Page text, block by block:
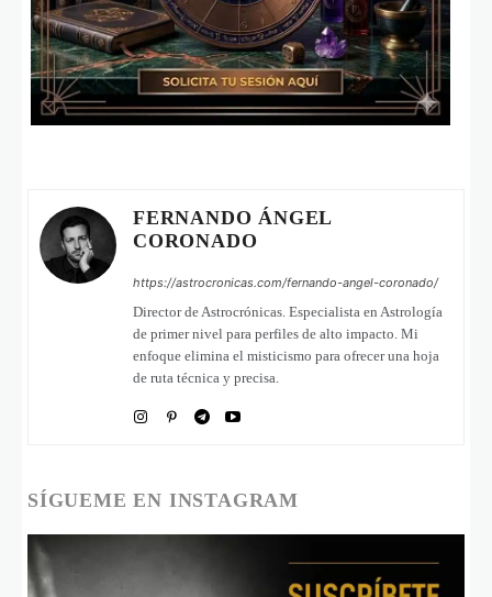
FERNANDO ÁNGEL
CORONADO
https://astrocronicas.com/fernando-angel-coronado/
Director de Astrocrónicas. Especialista en Astrología
de primer nivel para perfiles de alto impacto. Mi
enfoque elimina el misticismo para ofrecer una hoja
de ruta técnica y precisa.
SÍGUEME EN INSTAGRAM